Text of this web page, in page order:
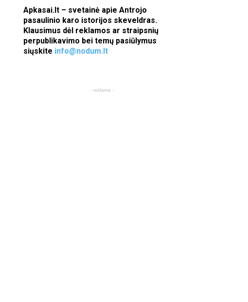
Apkasai.lt – svetainė apie Antrojo
pasaulinio karo istorijos skeveldras.
Klausimus dėl reklamos ar straipsnių
perpublikavimo bei temų pasiūlymus
siųskite info@nodum.lt
- reklama -